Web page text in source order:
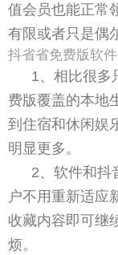
值会员也能正常
有限或者只是偶
抖省省免费版软
1、相比很多
费版覆盖的本地
到住宿和休闲娱
明显更多。
2、软件和抖
户不用重新适应
收藏内容即可继
烦。